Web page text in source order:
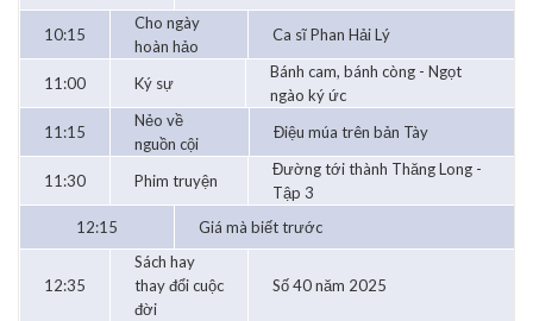
10:15
Cho ngày
hoàn hảo
Ca sĩ Phan Hải Lý
11:00 Ký sự
Bánh cam, bánh còng - Ngọt
ngào ký ức
11:15
Nẻo về
nguồn cội
Điệu múa trên bản Tày
11:30 Phim truyện
Đường tới thành Thăng Long -
Tập 3
12:15
Giá mà biết trước
12:35
Sách hay
thay đổi cuộc
đời
Số 40 năm 2025